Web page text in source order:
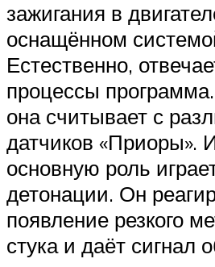
зажигания в
оснащённом
Естественно,
процессы
она считывает с
датчиков «Приоры».
основную роль
детонации. Он
появление резкого
стука и даёт сигнал